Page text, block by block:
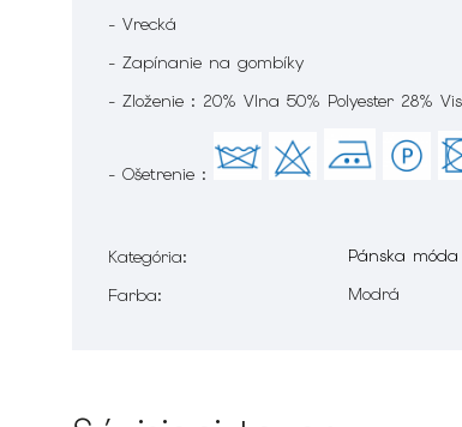
- Vrecká
- Zapínanie na gombíky
- Zloženie : 20% Vlna 50% Polyester 28%
- Ošetrenie :
Kategória:
Pánska móda
Farba: Modrá